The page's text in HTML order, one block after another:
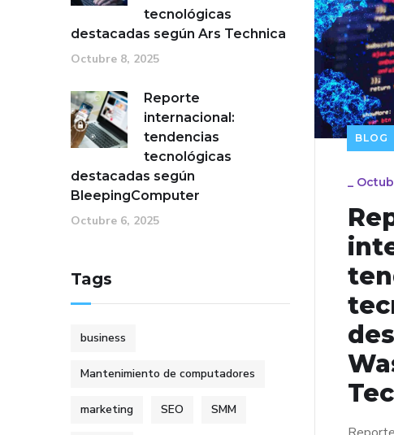
BLOG
_
tecnológicas
destacadas según Ars Technica
Octubre 8, 2025
Reporte
internacional:
tendencias
tecnológicas
destacadas según
BleepingComputer
Octubre 6, 2025
Tags
business
Mantenimiento de computadores
marketing SEO SMM